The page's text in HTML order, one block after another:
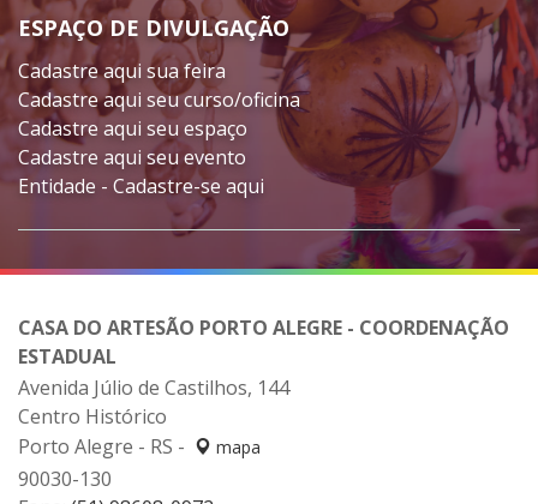
ESPAÇO DE DIVULGAÇÃO
Cadastre aqui sua feira
Cadastre aqui seu curso/oficina
Cadastre aqui seu espaço
Cadastre aqui seu evento
Entidade - Cadastre-se aqui
CASA DO ARTESÃO PORTO ALEGRE - COORDENAÇÃO
ESTADUAL
Avenida Júlio de Castilhos, 144
Centro Histórico
Porto Alegre - RS -
mapa
90030-130